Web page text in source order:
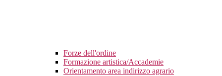
Forze dell'ordine
Formazione artistica/Accademie
Orientamento area indirizzo agrario